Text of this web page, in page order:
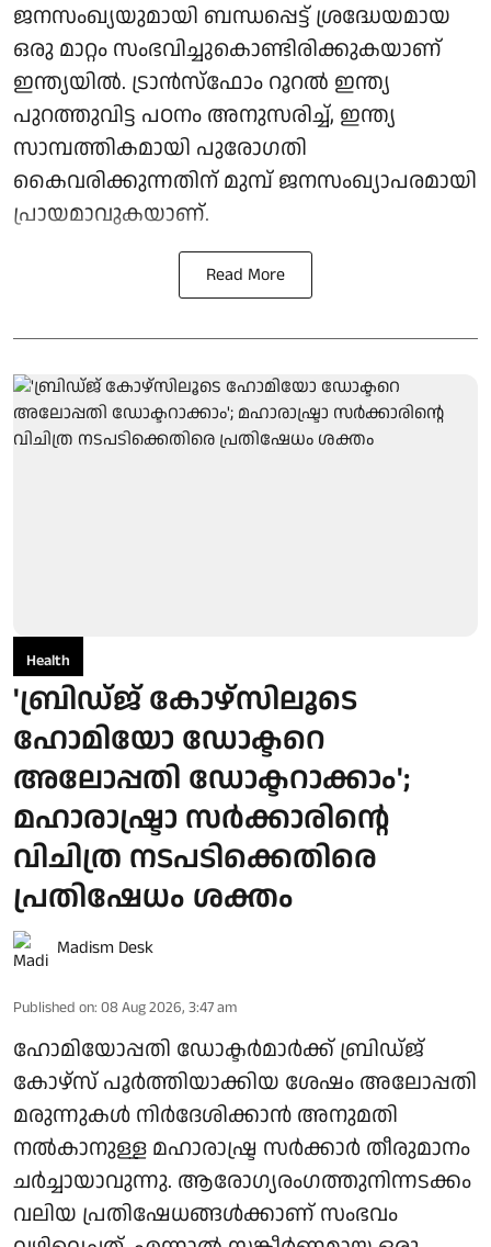
ജനസംഖ്യയുമായി ബന്ധപ്പെട്ട് ശ്രദ്ധേയമായ
ഒരു മാറ്റം സംഭവിച്ചുകൊണ്ടിരിക്കുകയാണ്
ഇന്ത്യയിൽ. ട്രാൻസ്ഫോം റൂറൽ ഇന്ത്യ
പുറത്തുവിട്ട പഠനം അനുസരിച്ച്, ഇന്ത്യ
സാമ്പത്തികമായി പുരോഗതി
കൈവരിക്കുന്നതിന് മുമ്പ് ജനസംഖ്യാപരമായി
പ്രായമാവുകയാണ്.
Read More
Health
'ബ്രിഡ്ജ് കോഴ്സിലൂടെ
ഹോമിയോ ഡോക്ടറെ
അലോപ്പതി ഡോക്ടറാക്കാം';
മഹാരാഷ്ട്രാ സര്‍ക്കാരിന്റെ
വിചിത്ര നടപടിക്കെതിരെ
പ്രതിഷേധം ശക്തം
Madism Desk
Published on: 08 Aug 2026, 3:47 am
ഹോമിയോപ്പതി ഡോക്ടർമാർക്ക് ബ്രിഡ്ജ്
കോഴ്‌സ് പൂർത്തിയാക്കിയ ശേഷം അലോപ്പതി
മരുന്നുകൾ നിർദേശിക്കാൻ അനുമതി
നൽകാനുള്ള മഹാരാഷ്ട്ര സർക്കാർ തീരുമാനം
ചർച്ചായാവുന്നു. ആരോ​ഗ്യരം​ഗത്തുനിന്നടക്കം
വലിയ പ്രതിഷേധങ്ങൾക്കാണ് സംഭവം